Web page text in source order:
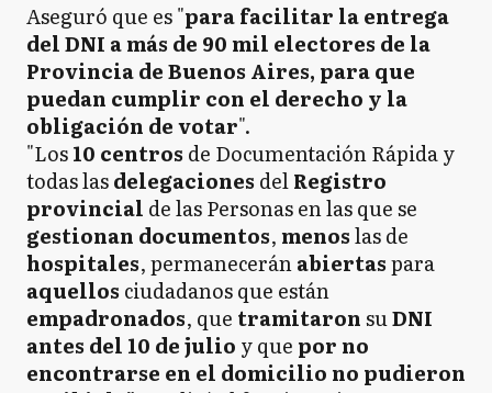
Aseguró que es "para facilitar la entrega
del DNI a más de 90 mil electores de la
Provincia de Buenos Aires, para que
puedan cumplir con el derecho y la
obligación de votar".
"Los10 centros de Documentación Rápida y
todas lasdelegaciones delRegistro
provincial de las Personas en las que se
gestionan documentos, menoslas de
hospitales, permaneceránabiertaspara
aquellos ciudadanos que están
empadronados, que tramitaronsuDNI
antes del 10 de julio y que por no
encontrarse en el domicilio no pudieron